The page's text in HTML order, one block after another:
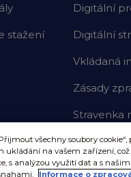
stažení
Digitální
Digitální
Vkládaná
Zásady
Stravenka
všechny soubory cookie“,
ukládání na vašem zařízení,
s analýzou využití dat a s našimi
Informace o